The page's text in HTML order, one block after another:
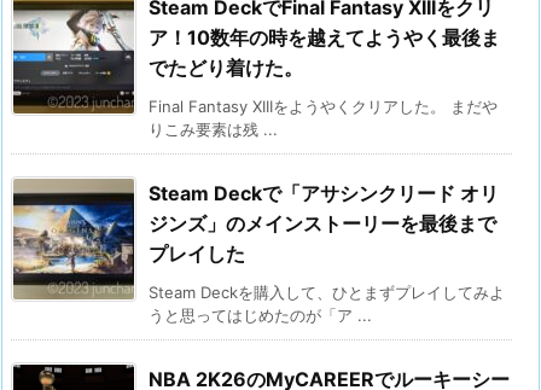
Steam DeckでFinal Fantasy XIIIをクリ
ア！10数年の時を越えてようやく最後ま
でたどり着けた。
Final Fantasy XIIIをようやくクリアした。 まだや
りこみ要素は残 ...
Steam Deckで「アサシンクリード オリ
ジンズ」のメインストーリーを最後まで
プレイした
Steam Deckを購入して、ひとまずプレイしてみよ
うと思ってはじめたのが「ア ...
NBA 2K26のMyCAREERでルーキーシー